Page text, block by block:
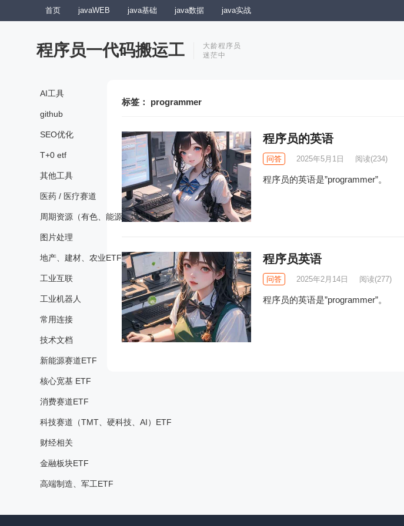
首页 javaWEB java基础 java数据 java实战
程序员一代码搬运工
大龄程序员
迷茫中
AI工具
github
SEO优化
T+0 etf
其他工具
医药 / 医疗赛道
周期资源（有色、能源、煤炭）ETF
图片处理
地产、建材、农业ETF
工业互联
工业机器人
常用连接
技术文档
新能源赛道ETF
核心宽基 ETF
消费赛道ETF
科技赛道（TMT、硬科技、AI）ETF
财经相关
金融板块ETF
高端制造、军工ETF
标签： programmer
程序员的英语
问答 2025年5月1日 阅读(234)
程序员的英语是”programmer”。
程序员英语
问答 2025年2月14日 阅读(277)
程序员的英语是”programmer”。